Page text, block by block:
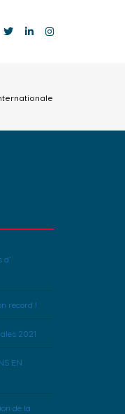
record !
2021
EN
de la